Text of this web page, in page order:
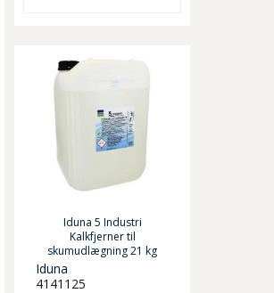
Iduna 5 Industri
Kalkfjerner til
skumudlægning 21 kg
Iduna
4141125